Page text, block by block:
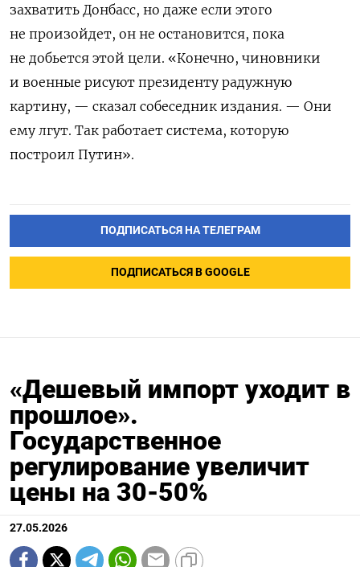
захватить Донбасс, но даже если этого
не произойдет, он не остановится, пока
не добьется этой цели. «Конечно, чиновники
и военные рисуют президенту радужную
картину, — сказал собеседник издания. — Они
ему лгут. Так работает система, которую
построил Путин».
ПОДПИСАТЬСЯ НА ТЕЛЕГРАМ
ПОДПИСАТЬСЯ В GOOGLE
«Дешевый импорт уходит в
прошлое».
Государственное
регулирование увеличит
цены на 30-50%
27.05.2026